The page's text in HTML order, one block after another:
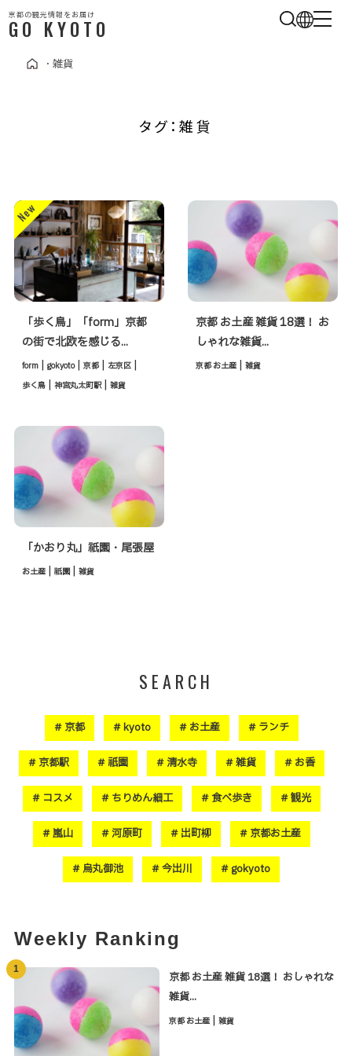
・ 雑貨
タグ：雑貨
「歩く鳥」「form」京都
の街で北欧を感じる...
form | gokyoto | 京都 | 左京区 |
歩く鳥 | 神宮丸太町駅 | 雑貨
京都 お土産 雑貨 18選！ お
しゃれな雑貨...
京都 お土産 | 雑貨
「かおり丸」祇園・尾張屋
お土産 | 祇園 | 雑貨
SEARCH
京都 kyoto お土産 ランチ
京都駅 祇園 清水寺 雑貨 お香
コスメ ちりめん細工 食べ歩き 観光
嵐山 河原町 出町柳 京都お土産
烏丸御池 今出川 gokyoto
Weekly Ranking
1
京都 お土産 雑貨 18選！ おしゃれな
雑貨...
京都 お土産 | 雑貨
京都の観光情報をお届け
GO KYOTO